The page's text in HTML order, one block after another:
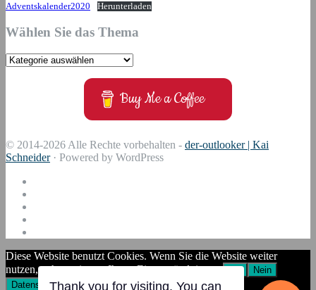
Adventskalender2020 Herunterladen
Wählen Sie das Thema
Wählen
Buy Me a Coffee
© 2014-2026 Alle Rechte vorbehalten - der-outlooker | Kai
Schneider· Powered by WordPress
Diese Website benutzt Cookies. Wenn Sie die Website weiter
nutzen, gehen wir von Ihrem Einverständnis aus.
Nein
Datenschutzerklärung
Thank you for visiting. You can